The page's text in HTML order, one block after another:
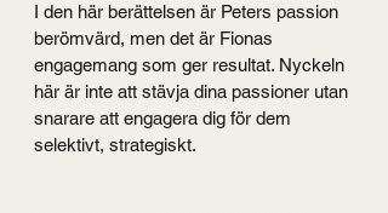
I den här berättelsen är Peters passion
berömvärd, men det är Fionas
engagemang som ger resultat. Nyckeln
här är inte att stävja dina passioner utan
snarare att engagera dig för dem
selektivt, strategiskt.